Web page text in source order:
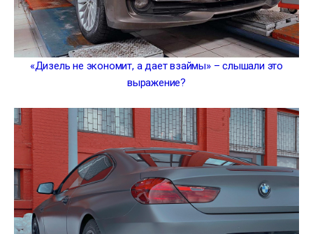
«Дизель не экономит, а дает взаймы» – слышали это
выражение?